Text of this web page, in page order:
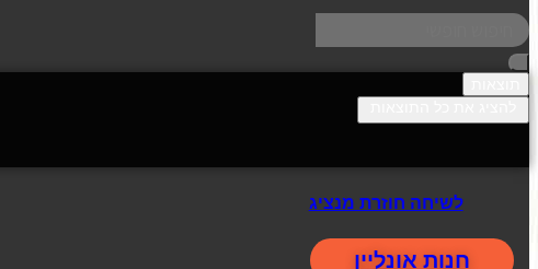
לשיחה חוזרת מנציג
חנות אונליין